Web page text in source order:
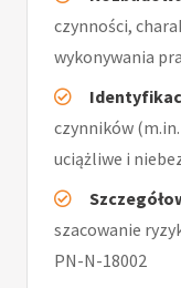
czynności,
wykonywania
czynników
uciążliwe i
szacowanie
PN-N-18002